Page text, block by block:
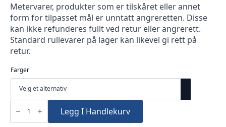
Metervarer, produkter som er tilskåret eller annet
form for tilpasset mål er unntatt angreretten. Disse
kan ikke refunderes fullt ved retur eller angrerett.
Standard rullevarer på lager kan likevel gi rett på
retur.
Farger
PVC
Monza
250cm
Sauleda
Legg I Handlekurv